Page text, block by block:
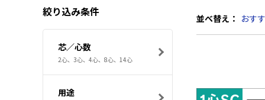
絞り込み条件
芯／心数
2心、3心、4心、8心、14心
用途
並べ替え： おす